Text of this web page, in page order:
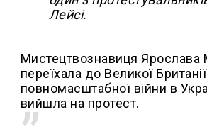
Лейсі.
Мистецтвознавиця Ярослава
переїхала до Великої
повномасштабної війни в
вийшла на протест.